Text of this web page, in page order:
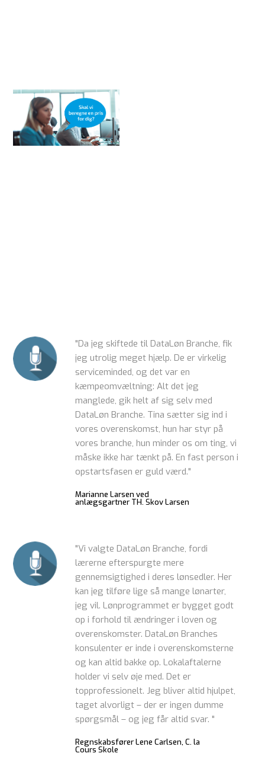
"Da jeg skiftede til DataLøn Branche, fik
jeg utrolig meget hjælp. De er virkelig
serviceminded, og det var en
kæmpeomvæltning: Alt det jeg
manglede, gik helt af sig selv med
DataLøn Branche. Tina sætter sig ind i
vores overenskomst, hun har styr på
vores branche, hun minder os om ting, vi
måske ikke har tænkt på. En fast person i
opstartsfasen er guld værd."
Marianne Larsen ved
anlægsgartner TH. Skov Larsen
"Vi valgte DataLøn Branche, fordi
lærerne efterspurgte mere
gennemsigtighed i deres lønsedler. Her
kan jeg tilføre lige så mange lønarter,
jeg vil. Lønprogrammet er bygget godt
op i forhold til ændringer i loven og
overenskomster. DataLøn Branches
konsulenter er inde i overenskomsterne
og kan altid bakke op. Lokalaftalerne
holder vi selv øje med. Det er
topprofessionelt. Jeg bliver altid hjulpet,
taget alvorligt – der er ingen dumme
spørgsmål – og jeg får altid svar. "
Regnskabsfører Lene Carlsen, C. la
Cours Skole